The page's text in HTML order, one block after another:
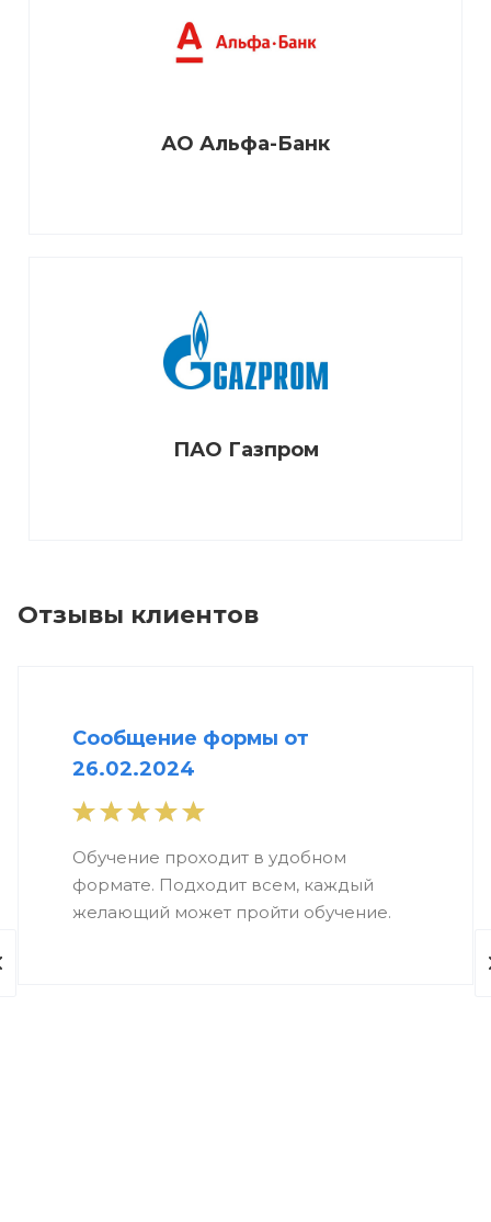
АО Альфа-Банк
ПАО Газпром
Отзывы клиентов
Сообщение формы от
26.02.2024
Обучение проходит в удобном
формате. Подходит всем, каждый
желающий может пройти обучение.